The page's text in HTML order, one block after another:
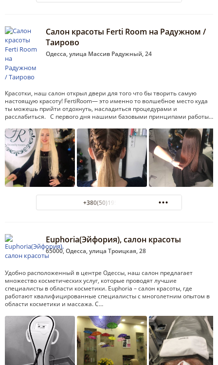
Салон красоты Ferti Room на Радужном /
Таирово
Одесса, улица Массив Радужный, 24
Красотки, наш салон открыл двери для того что бы творить самую
настоящую красоту! FertiRoom— это именно то волшебное место куда
ты можешь прийти отдохнуть, насладиться процедурами и
расслабиться. С первого дня нашими базовыми принципами работы…
+380(50)195-98-92
Euphoria(Эйфория), салон красоты
65000, Одесса, улица Троицкая, 28
Удобно расположенный в центре Одессы, наш салон предлагает
множество косметических услуг, которые проводят лучшие
специалисты в области косметики. Euphoria – салон красоты, где
работают квалифицированные специалисты с многолетним опытом в
области косметики и массажа. С…